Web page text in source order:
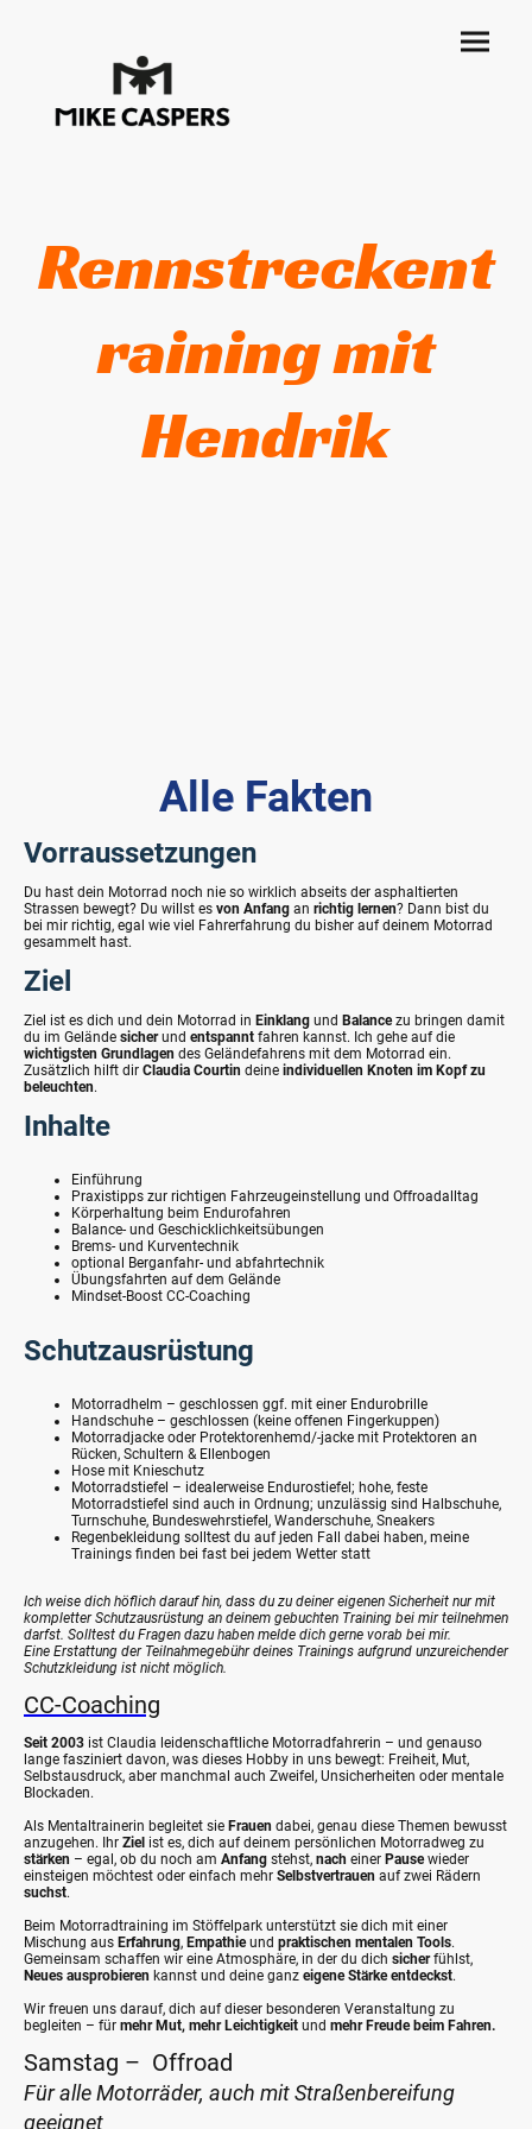
Rennstreckent
raining mit
Hendrik
Alle Fakten
Vorraussetzungen
Du hast dein Motorrad noch nie so wirklich abseits der asphaltierten
Strassen bewegt? Du willst es von Anfang an richtig lernen? Dann bist du
bei mir richtig, egal wie viel Fahrerfahrung du bisher auf deinem Motorrad
gesammelt hast.
Ziel
Ziel ist es dich und dein Motorrad in Einklang und Balancezu bringen damit
du im Gelände sicherund entspannt fahren kannst. Ich gehe auf die
wichtigsten Grundlagen des Geländefahrens mit dem Motorrad ein.
Zusätzlich hilft dir Claudia Courtin deine individuellen Knoten im Kopf zu
beleuchten.
Inhalte
Einführung
Praxistipps zur richtigen Fahrzeugeinstellung und Offroadalltag
Körperhaltung beim Endurofahren
Balance- und Geschicklichkeitsübungen
Brems- und Kurventechnik
optional Berganfahr- und abfahrtechnik
Übungsfahrten auf dem Gelände
Mindset-Boost CC-Coaching
Schutzausrüstung
Motorradhelm – geschlossen ggf. mit einer Endurobrille
Handschuhe – geschlossen (keine offenen Fingerkuppen)
Motorradjacke oder Protektorenhemd/-jacke mit Protektoren an
Rücken, Schultern & Ellenbogen
Hose mit Knieschutz
Motorradstiefel – idealerweise Endurostiefel; hohe, feste
Motorradstiefel sind auch in Ordnung; unzulässig sind Halbschuhe,
Turnschuhe, Bundeswehrstiefel, Wanderschuhe, Sneakers
Regenbekleidung solltest du auf jeden Fall dabei haben, meine
Trainings finden bei fast bei jedem Wetter statt
Ich weise dich höflich darauf hin, dass du zu deiner eigenen Sicherheit nur mit
kompletter Schutzausrüstung an deinem gebuchten Training bei mir teilnehmen
darfst. Solltest du Fragen dazu haben melde dich gerne vorab bei mir.
Eine Erstattung der Teilnahmegebühr deines Trainings aufgrund unzureichender
Schutzkleidung ist nicht möglich.
CC-Coaching
Seit 2003 ist Claudia leidenschaftliche Motorradfahrerin – und genauso
lange fasziniert davon, was dieses Hobby in uns bewegt: Freiheit, Mut,
Selbstausdruck, aber manchmal auch Zweifel, Unsicherheiten oder mentale
Blockaden.
Als Mentaltrainerin begleitet sie Frauen dabei, genau diese Themen bewusst
anzugehen. Ihr Ziel ist es, dich auf deinem persönlichen Motorradweg zu
stärken – egal, ob du noch am Anfang stehst, nach einer Pausewieder
einsteigen möchtest oder einfach mehr Selbstvertrauen auf zwei Rädern
suchst.
Beim Motorradtraining im Stöffelpark unterstützt sie dich mit einer
Mischung aus Erfahrung, Empathieund praktischen mentalen Tools.
Gemeinsam schaffen wir eine Atmosphäre, in der du dich sicherfühlst,
Neues ausprobieren kannst und deine ganz eigene Stärke entdeckst.
Wir freuen uns darauf, dich auf dieser besonderen Veranstaltung zu
begleiten – für mehr Mut, mehr Leichtigkeit und mehr Freude beim Fahren.
Samstag – Offroad
Für alle Motorräder, auch mit Straßenbereifung
geeignet